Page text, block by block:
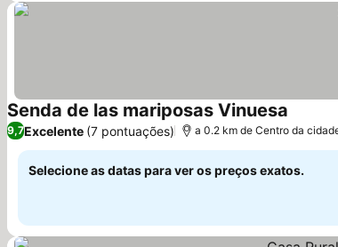
Senda de las mariposas Vinuesa
9,7Excelente (7 pontuações) a 0.2 km de Centro da
Selecione as datas para ver os preços exatos.